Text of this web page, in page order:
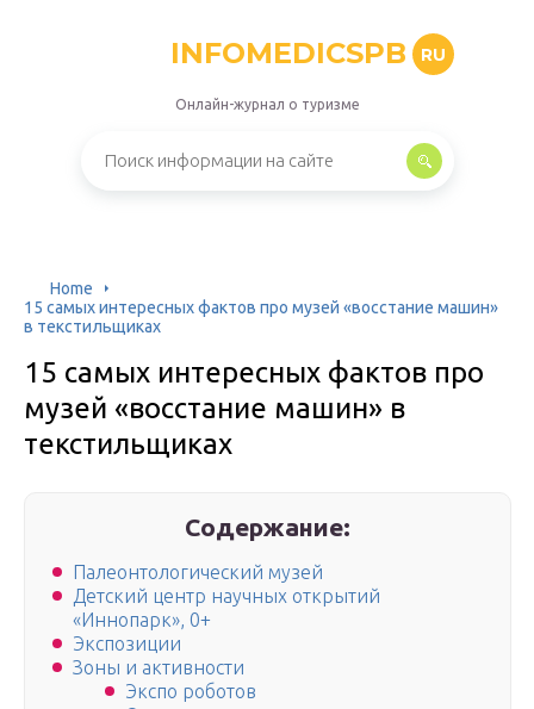
INFOMEDICSPB RU
Онлайн-журнал о туризме
Home
15 самых интересных фактов про музей «восстание машин»
в текстильщиках
15 самых интересных фактов про
музей «восстание машин» в
текстильщиках
Содержание:
Палеонтологический музей
Детский центр научных открытий
«Иннопарк», 0+
Экспозиции
Зоны и активности
Экспо роботов